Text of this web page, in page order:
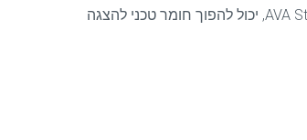
בפרויקטים איכותיים, ההדמיה לא מחליפה את המידע – היא מחזקת אותו. זה בדיוק המקום שבו סטודיו המתמחה בהדמיות ובשיווק נדל"ן, כמו AVA Studio, יכול להפוך חומר טכני להצגה